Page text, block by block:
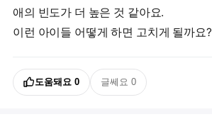
애의 빈도가 더 높은 것 같아요.
이런 아이들 어떻게 하면 고치게 될까요?
도움돼요 0 글쎄요 0